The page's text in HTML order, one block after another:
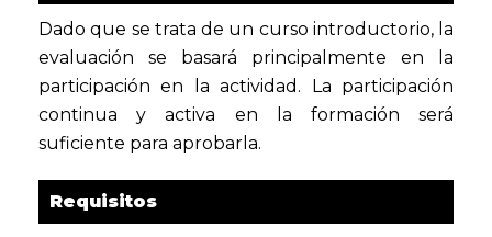
Dado que se trata de un curso introductorio, la
evaluación se basará principalmente en la
participación en la actividad. La participación
continua y activa en la formación será
suficiente para aprobarla.
Requisitos